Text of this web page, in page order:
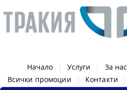
Начало Услуги За нас
Всички промоции
Контакти